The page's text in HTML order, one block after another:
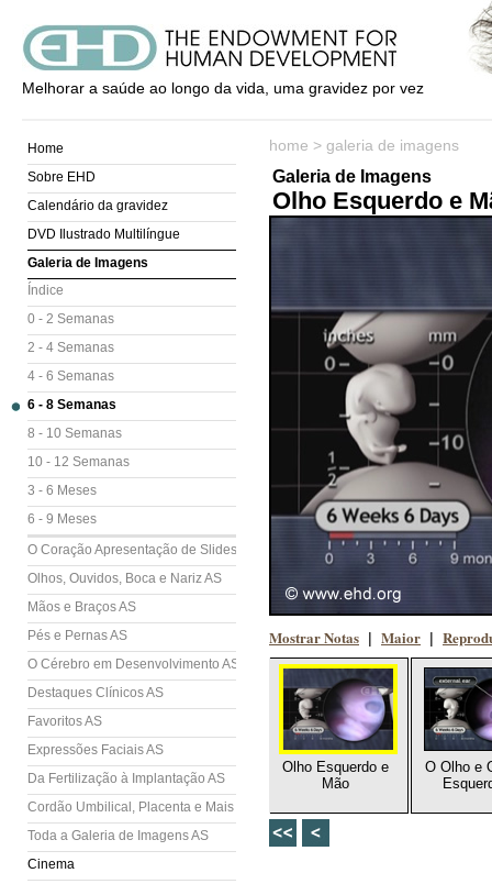
Melhorar a saúde ao longo da vida, uma gravidez por vez
Home
Sobre EHD
Calendário da gravidez
DVD Ilustrado Multilíngue
Galeria de Imagens
Índice
0 - 2 Semanas
2 - 4 Semanas
4 - 6 Semanas
6 - 8 Semanas
8 - 10 Semanas
10 - 12 Semanas
3 - 6 Meses
6 - 9 Meses
O Coração Apresentação de Slides (AS)
Olhos, Ouvidos, Boca e Nariz AS
Mãos e Braços AS
Pés e Pernas AS
O Cérebro em Desenvolvimento AS
Destaques Clínicos AS
Favoritos AS
Expressões Faciais AS
Da Fertilização à Implantação AS
Cordão Umbilical, Placenta e Mais AS
Toda a Galeria de Imagens AS
Cinema
home > galeria de imagens
Galeria de Imagens
Olho Esquerdo e
Mostrar Notas | Maior |
Olho Esquerdo e
Mão
O Olho e